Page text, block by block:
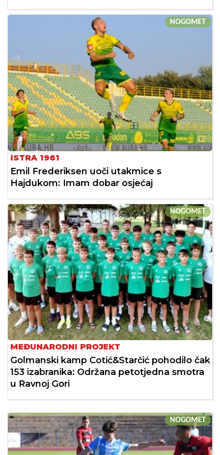
NOGOMET
ISTRA 1961
Emil Frederiksen uoči utakmice s
Hajdukom: Imam dobar osjećaj
NOGOMET
MEĐUNARODNI PROJEKT
Golmanski kamp Cotić&Starčić pohodilo čak
153 izabranika: Održana petotjedna smotra
u Ravnoj Gori
NOGOMET